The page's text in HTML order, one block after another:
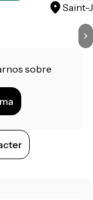
Saint-
sobre